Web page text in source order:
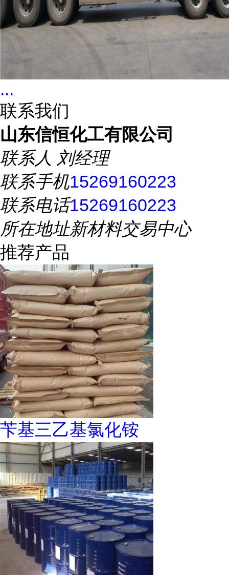
...
联系我们
山东信恒化工有限公司
联系人 刘经理
联系手机15269160223
联系电话15269160223
所在地址新材料交易中心
推荐产品
苄基三乙基氯化铵